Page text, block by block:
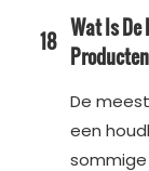
18 Wat Is
De
een